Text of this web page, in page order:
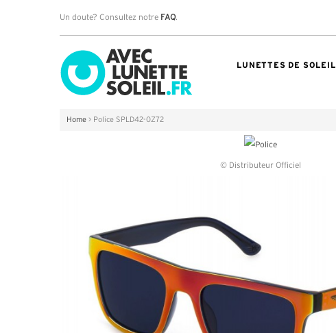
Un doute? Consultez notre FAQ.
LUNETTES DE SOLEIL
Home > Police SPLD42-0Z72
© Distributeur Officiel